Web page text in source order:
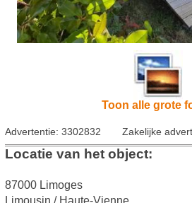
Toon alle grote
Advertentie: 3302832 Zakelijke
Locatie van het object:
87000 Limoges
Limousin / Haute-Vienne